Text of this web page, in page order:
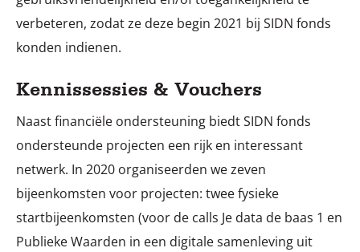
verbeteren, zodat ze deze begin 2021 bij SIDN fonds
konden indienen.
Kennissessies & Vouchers
Naast financiële ondersteuning biedt SIDN fonds
ondersteunde projecten een rijk en interessant
netwerk. In 2020 organiseerden we zeven
bijeenkomsten voor projecten: twee fysieke
startbijeenkomsten (voor de calls Je data de baas 1 en
Publieke Waarden in een digitale samenleving uit